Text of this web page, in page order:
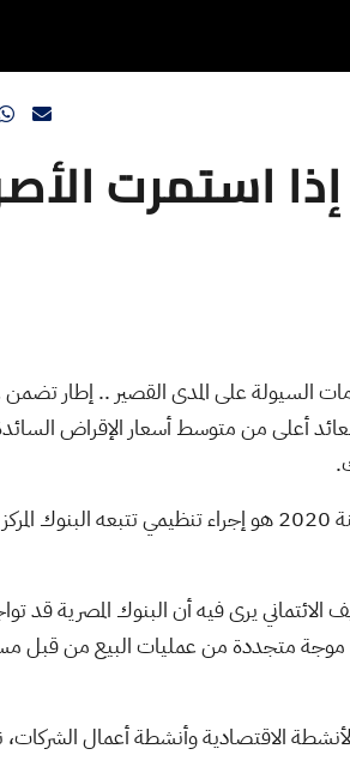
استمرت
السيولة على المدى القصير .. إطار
أعلى من متوسط أسعار الإقراض
ويرى مصرفيون أن الاجراء المتخذ بموجب قانون البنك المركزي والجهاز المصرفي رقم 194 لسنة 2020 هو إجراء
يرى فيه أن البنوك المصرية قد
موجة متجددة من عمليات البيع من قبل
الاقتصادية وأنشطة أعمال الشركات،